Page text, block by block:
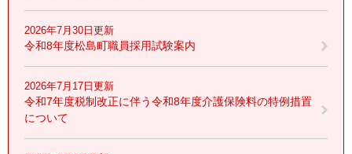
2026年7月30日更新
令和8年度松島町職員採用試験案内
2026年7月17日更新
令和7年度税制改正に伴う令和8年度介護保険料の特例措置
について